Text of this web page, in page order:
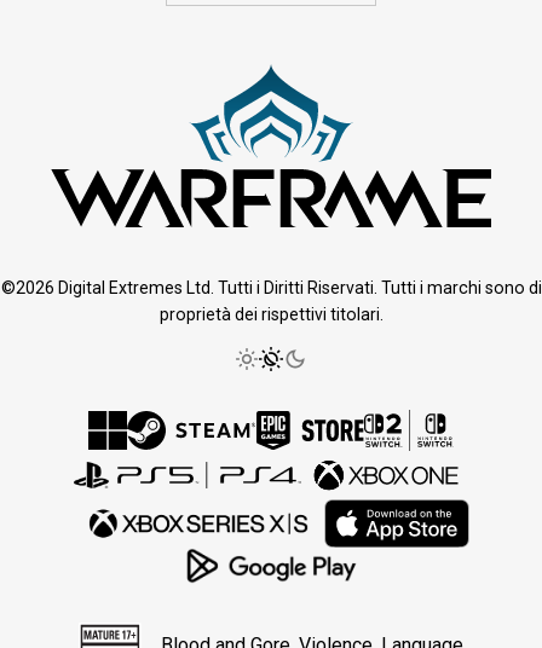
©2026 Digital Extremes Ltd. Tutti i Diritti Riservati. Tutti i marchi sono di
proprietà dei rispettivi titolari.